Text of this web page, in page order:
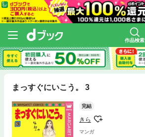
作品検索
まっすぐにいこう。 3
完結
きら
マンガ